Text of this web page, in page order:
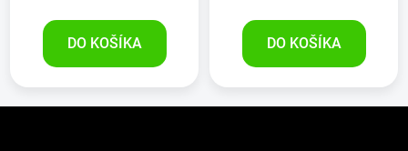
DO KOŠÍKA DO KOŠÍKA